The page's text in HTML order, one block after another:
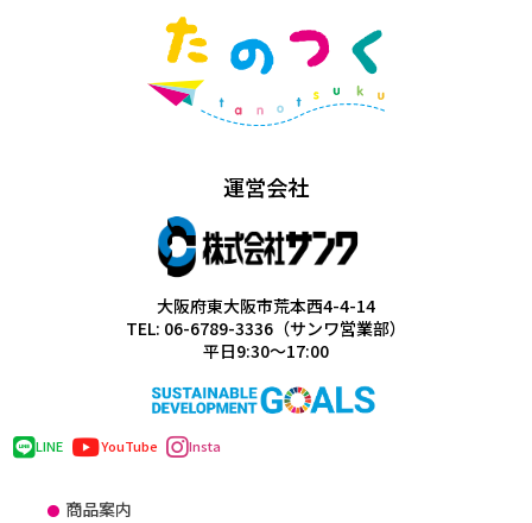
運営会社
大阪府東大阪市荒本西4-4-14
TEL: 06-6789-3336（サンワ営業部）
平日9:30～17:00
LINE YouTube Insta
商品案内